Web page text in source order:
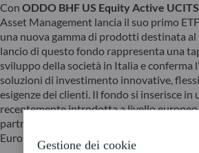
Con ODDO BHF US Equity Active
Asset Management lancia il suo primo
una nuova gamma di prodotti destinata
lancio di questo fondo rappresenta una
sviluppo della società in Italia e conferma
soluzioni di investimento innovative,
esigenze dei clienti. Il fondo si inserisce in
recentemente introdotta a livello
partnership con HANetf, piattaforma
Europa.
Gestione dei cookie